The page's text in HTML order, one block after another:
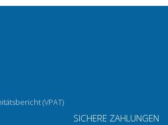
(VPAT)
SICHERE ZAHLUNGEN